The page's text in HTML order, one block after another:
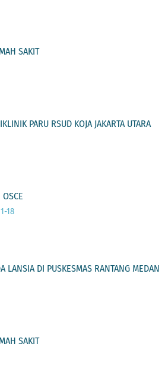
SAKIT
PARU RSUD KOJA JAKARTA UTARA
18
LANSIA DI PUSKESMAS RANTANG MEDAN
SAKIT